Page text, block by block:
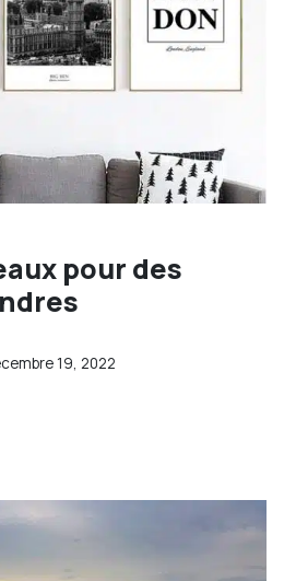
pour des
19, 2022